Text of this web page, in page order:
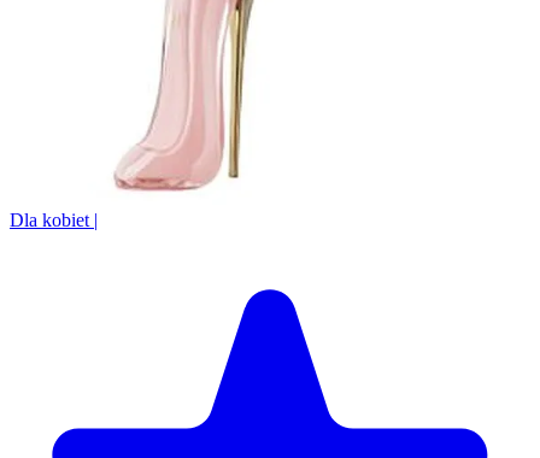
Dla kobiet |